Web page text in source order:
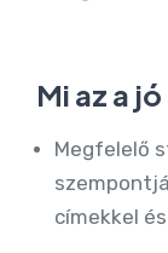
Mi az a
Megfelelő
címekkel